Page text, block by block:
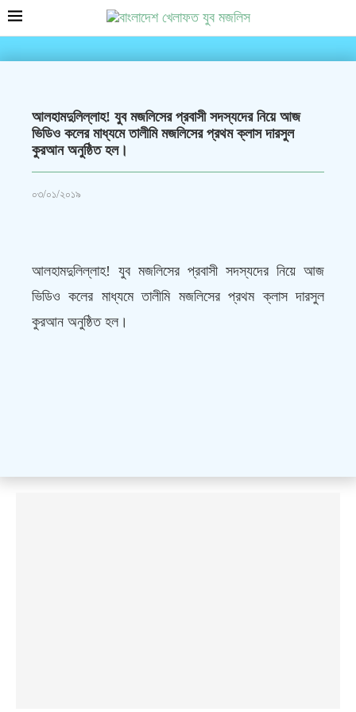
আলহামদুলিল্লাহ! যুব মজলিসের প্রবাসী সদস্যদের নিয়ে আজ
ভিডিও কলের মাধ্যমে তালীমি মজলিসের প্রথম ক্লাস দারসুল
কুরআন অনুষ্ঠিত হল।
০৩/০১/২০১৯
আলহামদুলিল্লাহ! যুব মজলিসের প্রবাসী সদস্যদের নিয়ে আজ
ভিডিও কলের মাধ্যমে তালীমি মজলিসের প্রথম ক্লাস দারসুল
কুরআন অনুষ্ঠিত হল।